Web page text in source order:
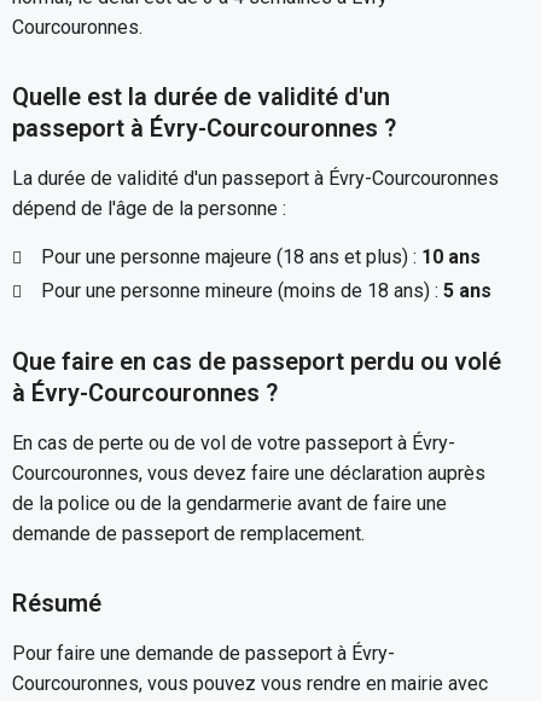
Courcouronnes.
Quelle est la durée de validité d'un
passeport à Évry-Courcouronnes ?
La durée de validité d'un passeport à Évry-Courcouronnes
dépend de l'âge de la personne :
Pour une personne majeure (18 ans et plus) : 10 ans
Pour une personne mineure (moins de 18 ans) : 5 ans
Que faire en cas de passeport perdu ou volé
à Évry-Courcouronnes ?
En cas de perte ou de vol de votre passeport à Évry-
Courcouronnes, vous devez faire une déclaration auprès
de la police ou de la gendarmerie avant de faire une
demande de passeport de remplacement.
Résumé
Pour faire une demande de passeport à Évry-
Courcouronnes, vous pouvez vous rendre en mairie avec